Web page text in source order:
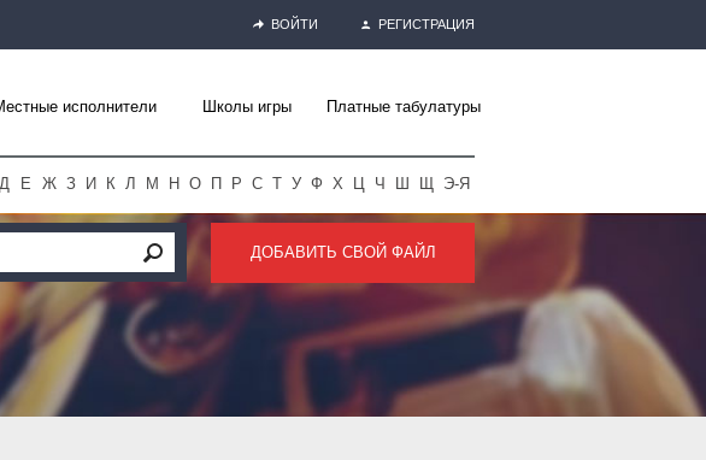
ВОЙТИ РЕГИСТРАЦИЯ
исполнители Школы игры Платные табулатуры
Д Е Ж З И К Л М Н О П Р С Т У Ф Х Ц Ч Ш Щ Э-Я
ДОБАВИТЬ СВОЙ ФАЙЛ